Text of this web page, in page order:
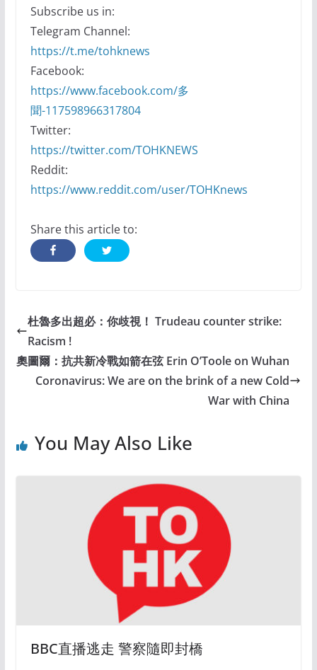
Subscribe us in:
Telegram Channel:
https://t.me/tohknews
Facebook:
https://www.facebook.com/多
聞-117598966317804
Twitter:
https://twitter.com/TOHKNEWS
Reddit:
https://www.reddit.com/user/TOHKnews
Share this article to:
杜魯多出超必：你歧視！ Trudeau counter strike:
Racism !
奧圖爾：抗共新冷戰如箭在弦 Erin O’Toole on Wuhan
Coronavirus: We are on the brink of a new Cold
War with China
You May Also Like
BBC直播逃走 警察隨即封橋